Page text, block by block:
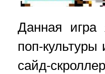
Данная игра
поп-
сайд-